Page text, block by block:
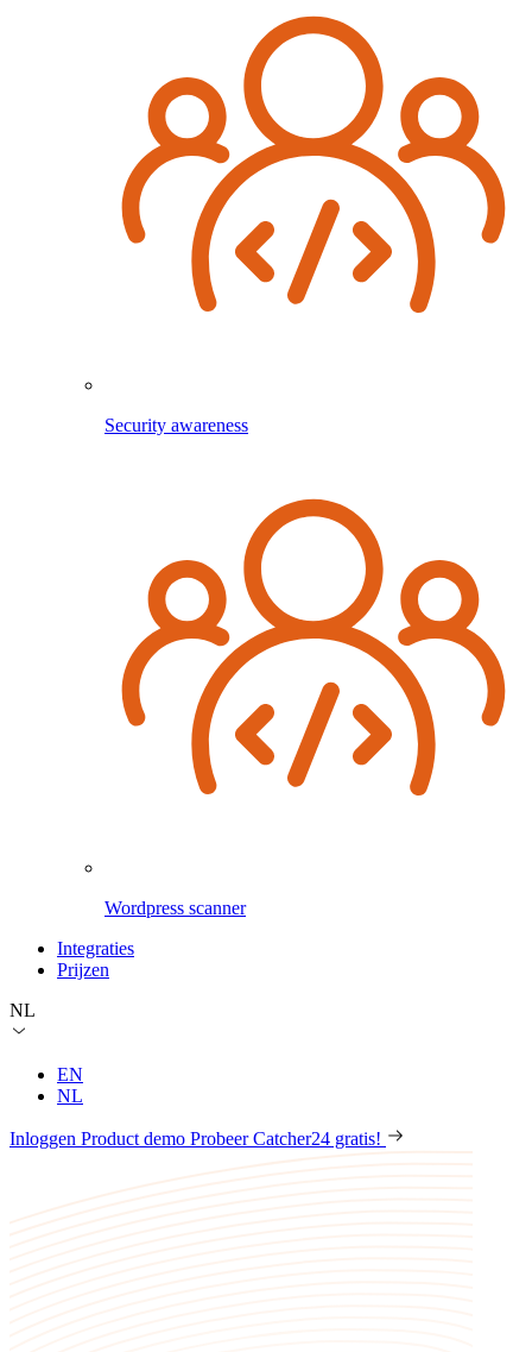
Security awareness
Wordpress scanner
Integraties
Prijzen
NL
EN
NL
Inloggen Product demo Probeer Catcher24 gratis!